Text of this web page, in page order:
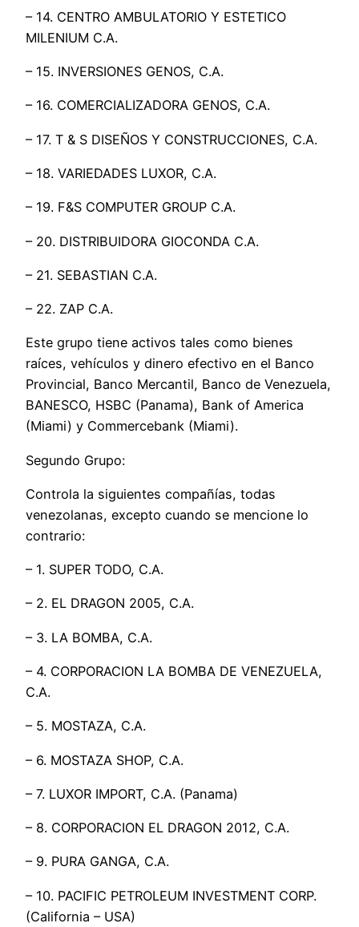
– 14. CENTRO AMBULATORIO Y ESTETICO
MILENIUM C.A.
– 15. INVERSIONES GENOS, C.A.
– 16. COMERCIALIZADORA GENOS, C.A.
– 17. T & S DISEÑOS Y CONSTRUCCIONES, C.A.
– 18. VARIEDADES LUXOR, C.A.
– 19. F&S COMPUTER GROUP C.A.
– 20. DISTRIBUIDORA GIOCONDA C.A.
– 21. SEBASTIAN C.A.
– 22. ZAP C.A.
Este grupo tiene activos tales como bienes
raíces, vehículos y dinero efectivo en el Banco
Provincial, Banco Mercantil, Banco de Venezuela,
BANESCO, HSBC (Panama), Bank of America
(Miami) y Commercebank (Miami).
Segundo Grupo:
Controla la siguientes compañías, todas
venezolanas, excepto cuando se mencione lo
contrario:
– 1. SUPER TODO, C.A.
– 2. EL DRAGON 2005, C.A.
– 3. LA BOMBA, C.A.
– 4. CORPORACION LA BOMBA DE VENEZUELA,
C.A.
– 5. MOSTAZA, C.A.
– 6. MOSTAZA SHOP, C.A.
– 7. LUXOR IMPORT, C.A. (Panama)
– 8. CORPORACION EL DRAGON 2012, C.A.
– 9. PURA GANGA, C.A.
– 10. PACIFIC PETROLEUM INVESTMENT CORP.
(California – USA)